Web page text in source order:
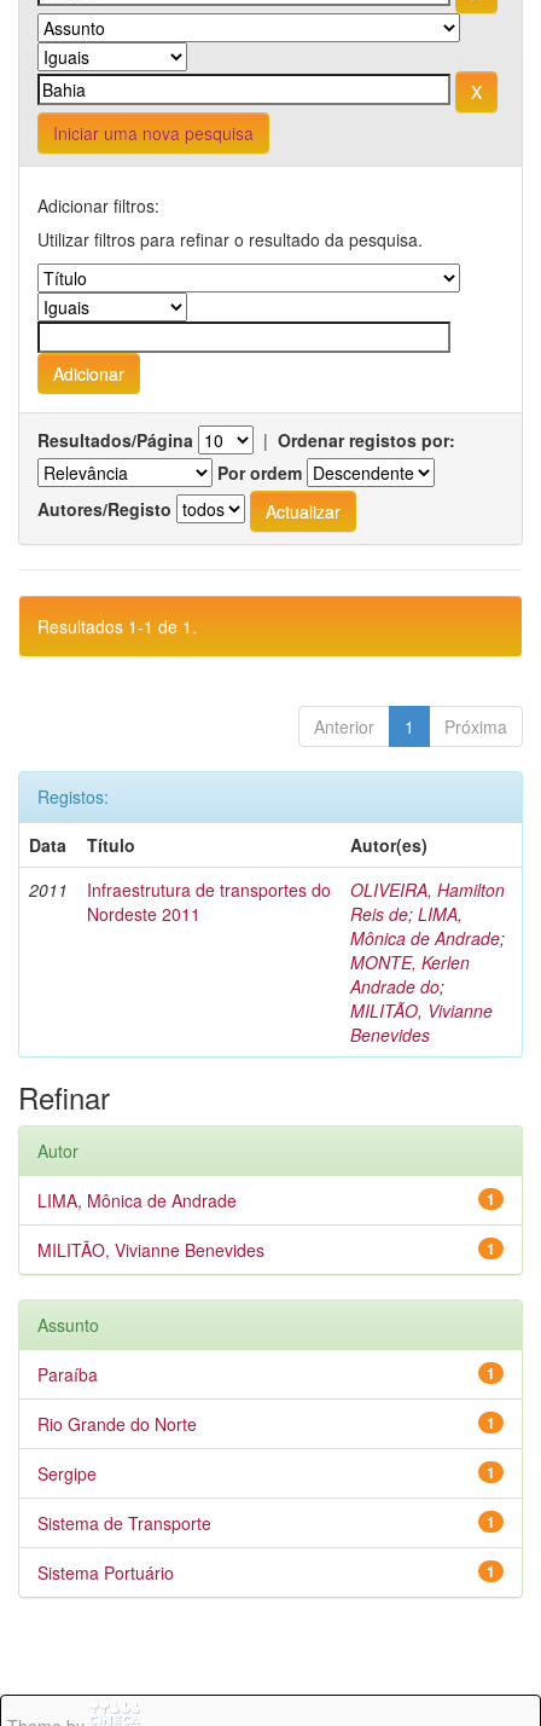
Iniciar uma nova pesquisa
Adicionar filtros:
Utilizar filtros para refinar o resultado da pesquisa.
Resultados/Página | Ordenar registos por:
Por ordem
Autores/Registo
Resultados 1-1 de 1.
Anterior 1 Próxima
Registos:
Data
Título
Autor(es)
2011
Infraestrutura de transportes do
Nordeste 2011
OLIVEIRA, Hamilton
Reis de; LIMA,
Mônica de Andrade;
MONTE, Kerlen
Andrade do;
MILITÃO, Vivianne
Benevides
Refinar
Autor
1
LIMA, Mônica de Andrade
1
MILITÃO, Vivianne Benevides
Assunto
1
Paraíba
1
Rio Grande do Norte
1
Sergipe
1
Sistema de Transporte
1
Sistema Portuário